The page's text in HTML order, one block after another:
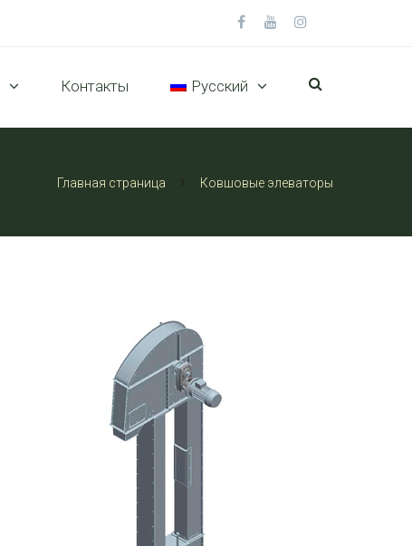
Контакты Русский
Главная страница Ковшовые элеваторы